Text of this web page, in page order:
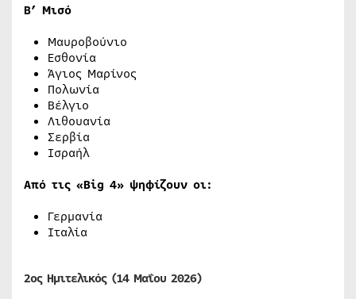
Β’ Μισό
Μαυροβούνιο
Εσθονία
Άγιος Μαρίνος
Πολωνία
Βέλγιο
Λιθουανία
Σερβία
Ισραήλ
Από τις «Big 4» ψηφίζουν οι:
Γερμανία
Ιταλία
2ος Ημιτελικός (14 Μαΐου 2026)